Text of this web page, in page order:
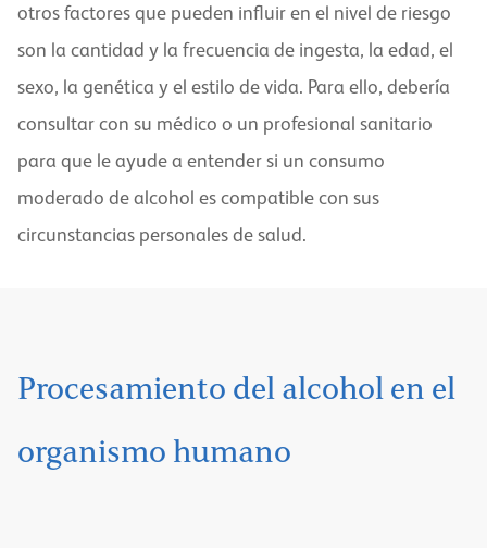
otros factores que pueden influir en el nivel de riesgo
son la cantidad y la frecuencia de ingesta, la edad, el
sexo, la genética y el estilo de vida. Para ello, debería
consultar con su médico o un profesional sanitario
para que le ayude a entender si un consumo
moderado de alcohol es compatible con sus
circunstancias personales de salud.
Procesamiento del alcohol en el
organismo humano